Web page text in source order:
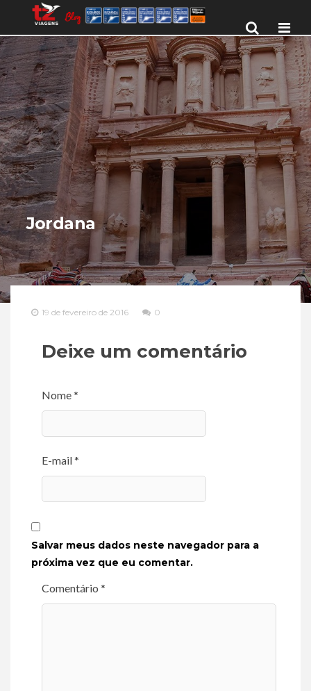
Jordana
19 de fevereiro de 2016 0
Deixe um comentário
Nome *
E-mail *
Salvar meus dados neste navegador para a
próxima vez que eu comentar.
Comentário *